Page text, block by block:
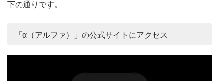
下の通りです。
「α（アルファ）」の公式サイトにアクセス